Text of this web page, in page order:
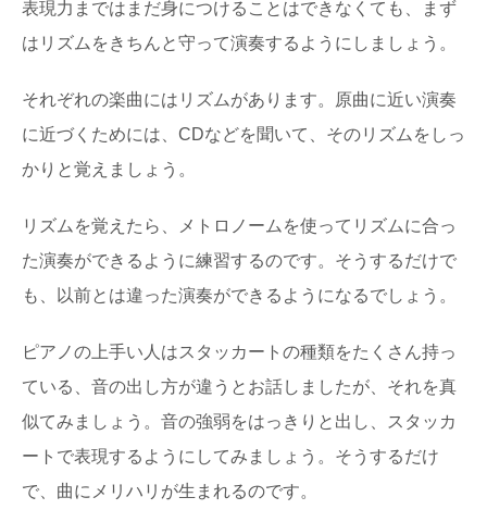
表現力まではまだ身につけることはできなくても、まず
はリズムをきちんと守って演奏するようにしましょう。
それぞれの楽曲にはリズムがあります。原曲に近い演奏
に近づくためには、CDなどを聞いて、そのリズムをしっ
かりと覚えましょう。
リズムを覚えたら、メトロノームを使ってリズムに合っ
た演奏ができるように練習するのです。そうするだけで
も、以前とは違った演奏ができるようになるでしょう。
ピアノの上手い人はスタッカートの種類をたくさん持っ
ている、音の出し方が違うとお話しましたが、それを真
似てみましょう。音の強弱をはっきりと出し、スタッカ
ートで表現するようにしてみましょう。そうするだけ
で、曲にメリハリが生まれるのです。